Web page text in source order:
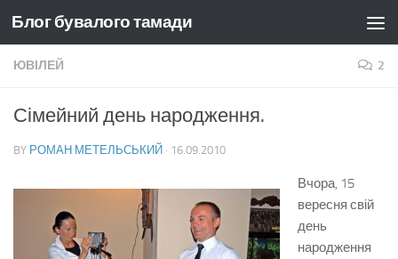
Skip to content
Блог бувалого тамади
ЮВІЛЕЙ 2
Сімейний день народження.
BY РОМАН МЕТЕЛЬСЬКИЙ · 16.09.2010
Вчора, 15
вересня свій
день
народження